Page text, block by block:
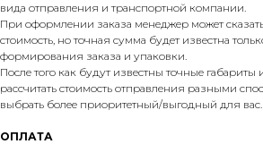
вида отправления и транспортной компании.
При оформлении заказа менеджер может
стоимость, но точная сумма будет известна
формирования заказа и упаковки.
После того как будут известны точные
рассчитать стоимость отправления разными
выбрать более приоритетный/выгодный для вас.
ОПЛАТА